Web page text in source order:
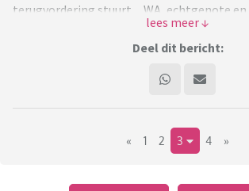
terugvordering stuurt ... WA, echtgenote
er weer 1% of meer bij (tikt lekker aan bij de
al krijgen), werkenden krijgen er over 't
te kijken, maar krijgen wel te maken met
(supermarkt)prijzen, zorgkosten enz. En
is 't alvast in de week zetten dat VVD (gvd)
stemmen zou krijgen?
geërgerd', maar ik geloof niet dat er nog
Deel dit bericht:
« 1 2 3 4 »